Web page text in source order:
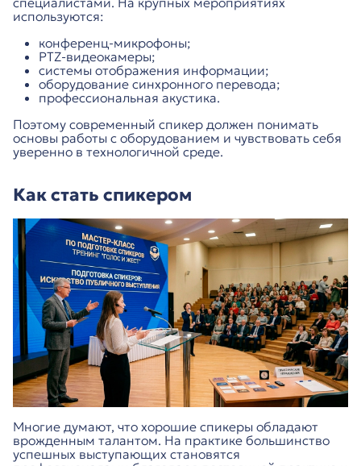
используются:
конференц-микрофоны;
PTZ-видеокамеры;
системы отображения информации;
оборудование синхронного перевода;
профессиональная акустика.
Поэтому современный спикер должен понимать
основы работы с оборудованием и чувствовать себя
уверенно в технологичной среде.
Как стать спикером
Многие думают, что хорошие спикеры обладают
врожденным талантом. На практике большинство
успешных выступающих становятся